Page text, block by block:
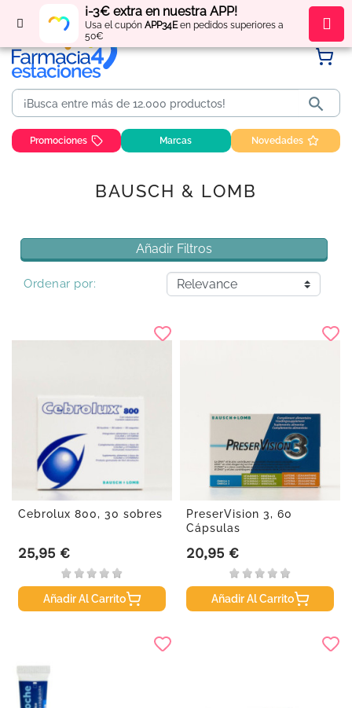
¡-3€ extra en nuestra APP!
Usa el cupón APP34Een pedidos superiores a
50€
Regístratey obténpuntos por tus compras

Promociones Marcas Novedades
BAUSCH & LOMB
Añadir Filtros
Ordenar por:
Cebrolux 800, 30 sobres
Precio
25,95 €
Añadir Al Carrito
PreserVision 3, 60
Cápsulas
Precio
20,95 €
Añadir Al Carrito